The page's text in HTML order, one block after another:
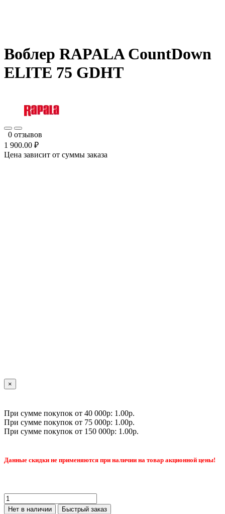
Воблер RAPALA CountDown
ELITE 75 GDHT
0 отзывов
1 900.00 ₽
Цена зависит от суммы заказа
×
При сумме покупок от 40 000р: 1.00р.
При сумме покупок от 75 000р: 1.00р.
При сумме покупок от 150 000р: 1.00р.
Данные скидки не применяются при наличии на товар акционной цены!
Нет в наличии Быстрый заказ